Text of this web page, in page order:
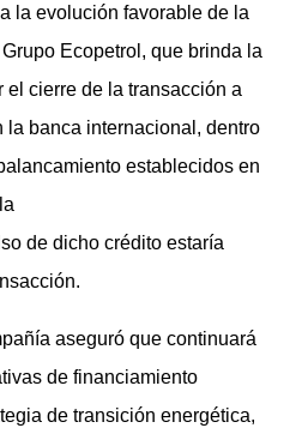
la evolución favorable de la
Ecopetrol, que brinda la
cierre de la transacción a
la banca internacional, dentro
establecidos en
de dicho crédito estaría
aseguró que continuará
de financiamiento
de transición energética,